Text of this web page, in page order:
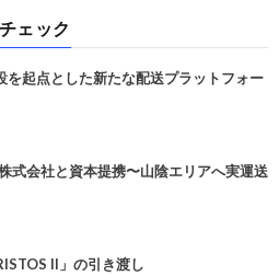
ェック
起点とした新たな配送プラットフォー
会社と資本提携〜山陰エリアへ実運送
II」の引き渡し